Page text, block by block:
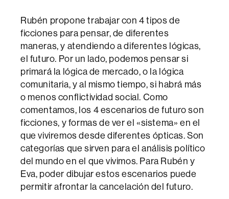
Rubén propone trabajar con 4 tipos de
ficciones para pensar, de diferentes
maneras, y atendiendo a diferentes lógicas,
el futuro. Por un lado, podemos pensar si
primará la lógica de mercado, o la lógica
comunitaria, y al mismo tiempo, si habrá más
o menos conflictividad social. Como
comentamos, los 4 escenarios de futuro son
ficciones, y formas de ver el «sistema» en el
que viviremos desde diferentes ópticas. Son
categorías que sirven para el análisis político
del mundo en el que vivimos. Para Rubén y
Eva, poder dibujar estos escenarios puede
permitir afrontar la cancelación del futuro.